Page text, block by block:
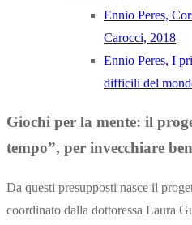
Ennio Peres,
Carocci, 2018
Ennio Peres, I
difficili del
Giochi per la mente: il
tempo”, per invecchiare
Da questi presupposti nasce il
coordinato dalla dottoressa Laura